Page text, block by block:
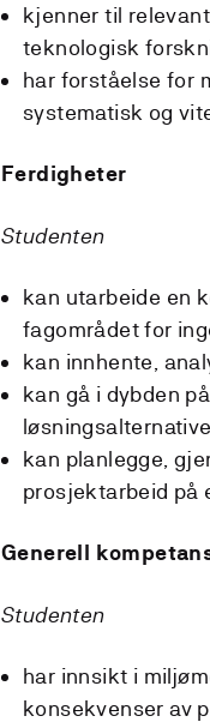
kjenner til
teknologisk
har forståelse for
systematisk og
Ferdigheter
Studenten
kan utarbeide en
fagområdet for
kan innhente,
kan gå i dybden
kan planlegge,
prosjektarbeid på
Generell
Studenten
har innsikt i
konsekvenser av